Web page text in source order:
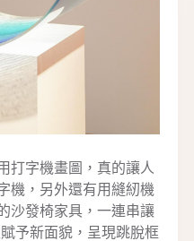
打字機畫圖，真的讓人
機，另外還有用縫紉機
沙發椅家具，一連串讓
予新面貌，呈現跳脫框